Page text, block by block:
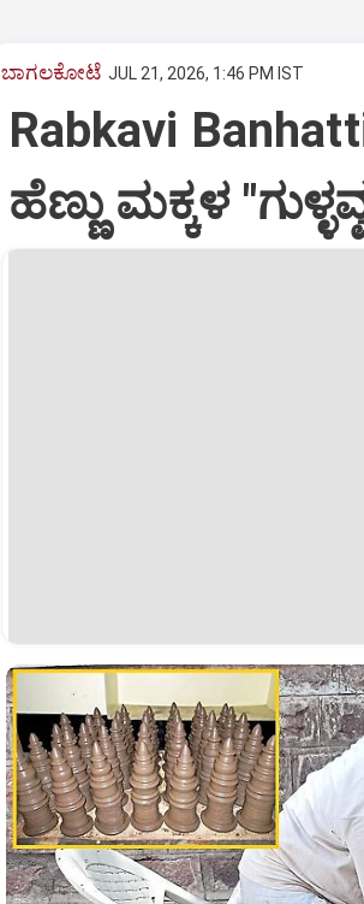
ಬಾಗಲಕೋಟೆ JUL 21, 2026, 1:46 PM IST
Rabkavi
ಹೆಣ್ಣು ಮಕ್ಕಳ